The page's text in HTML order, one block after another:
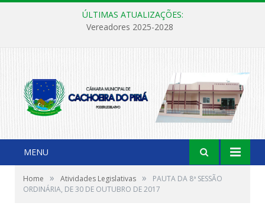
ÚLTIMAS ATUALIZAÇÕES:
Vereadores 2025-2028
MENU
Home » Atividades Legislativas »
PAUTA DA 8ª SESSÃO
ORDINÁRIA, DE 30 DE OUTUBRO DE 2017